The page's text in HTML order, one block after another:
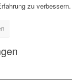
zu verbessern.